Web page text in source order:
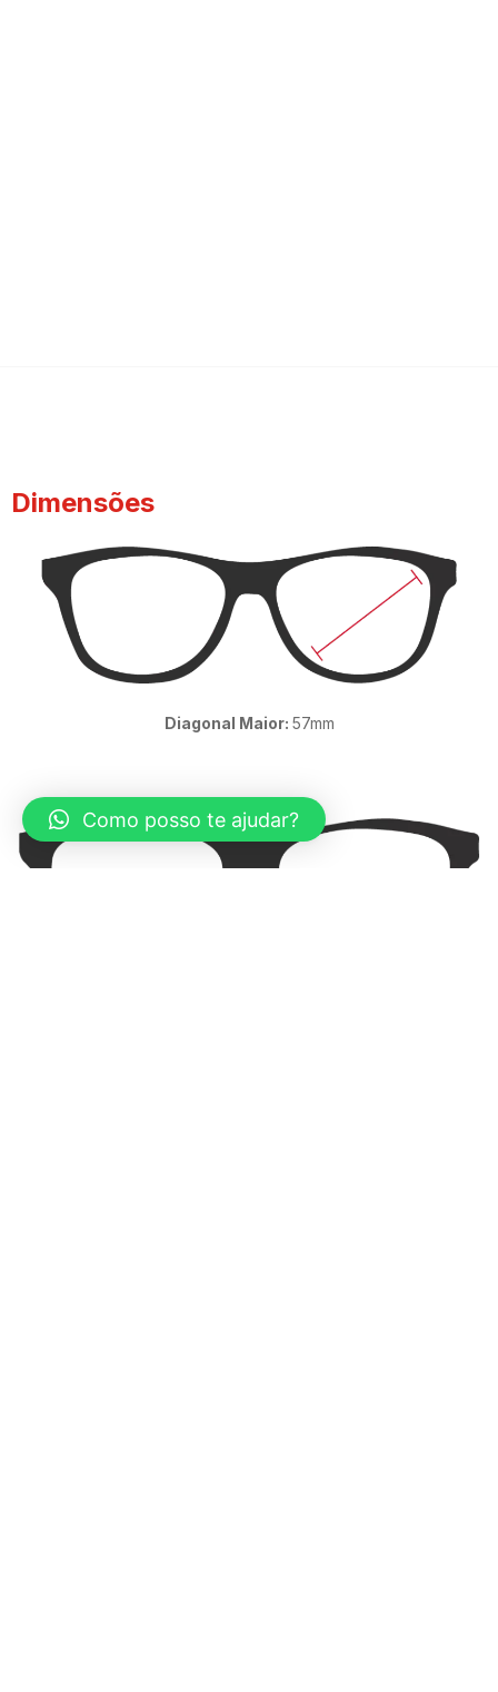
Dimensões
Diagonal Maior: 57mm
Como posso te ajudar?